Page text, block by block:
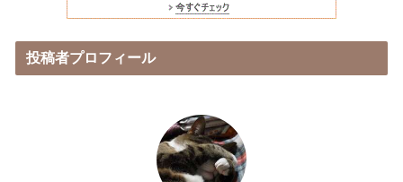
投稿者プロフィール